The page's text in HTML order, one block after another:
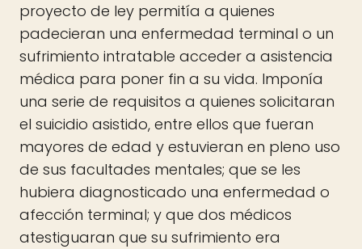
proyecto de ley permitía a quienes
padecieran una enfermedad terminal o un
sufrimiento intratable acceder a asistencia
médica para poner fin a su vida. Imponía
una serie de requisitos a quienes solicitaran
el suicidio asistido, entre ellos que fueran
mayores de edad y estuvieran en pleno uso
de sus facultades mentales; que se les
hubiera diagnosticado una enfermedad o
afección terminal; y que dos médicos
atestiguaran que su sufrimiento era